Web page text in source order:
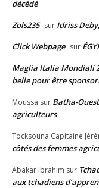
décédé
Zols235 sur Idriss
Click Webpage sur
Maglia Italia Mondiali
belle pour être
Moussa sur Batha-
agriculteurs
Tocksouna Capitaine
côtés des femmes
Abakar Ibrahim sur
aux tchadiens